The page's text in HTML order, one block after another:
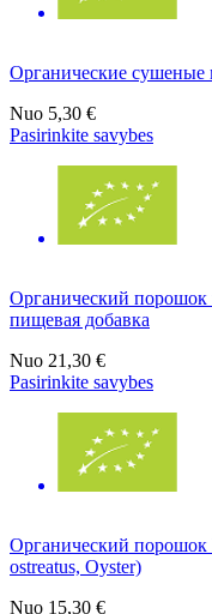
Органические
Nuo 5,30 €
Pasirinkite savybes
Органический порошок
пищевая добавка
Nuo 21,30 €
Pasirinkite savybes
Органический
ostreatus, Oyster)
Nuo 15,30 €